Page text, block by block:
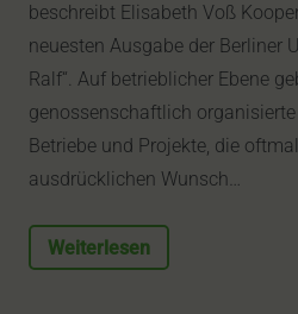
beschreibt Elisabeth Voß
neuesten Ausgabe der Berliner
Ralf“. Auf betrieblicher Ebene
genossenschaftlich
Betriebe und Projekte, die
ausdrücklichen Wunsch…
Weiterlesen